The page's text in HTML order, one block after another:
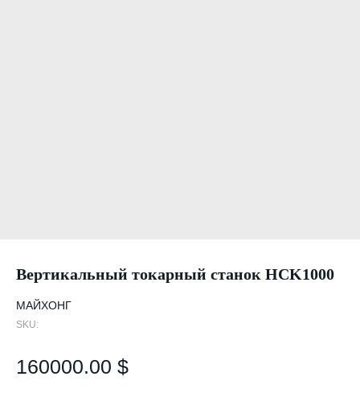
Вертикальный токарный станок HCK1000
МАЙХОНГ
SKU:
160000.00 $